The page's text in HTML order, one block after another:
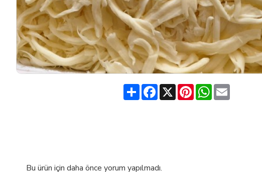
ShareFacebook
X PinterestWhatsApp
Email
Bu ürün için daha önce yorum yapılmadı.